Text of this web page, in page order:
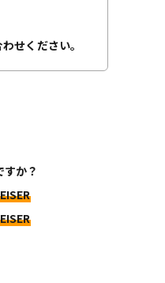
せください。
すか？